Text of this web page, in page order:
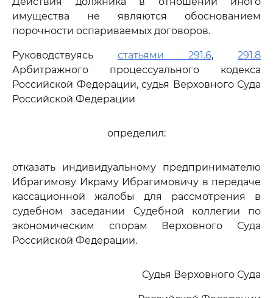
имущества не являются обоснованием
порочности оспариваемых договоров.
Руководствуясь статьями 291.6, 291.8
Арбитражного процессуального кодекса
Российской Федерации, судья Верховного Суда
Российской Федерации
определил:
отказать индивидуальному предпринимателю
Ибрагимову Икраму Ибрагимовичу в передаче
кассационной жалобы для рассмотрения в
судебном заседании Судебной коллегии по
экономическим спорам Верховного Суда
Российской Федерации.
Судья Верховного Суда